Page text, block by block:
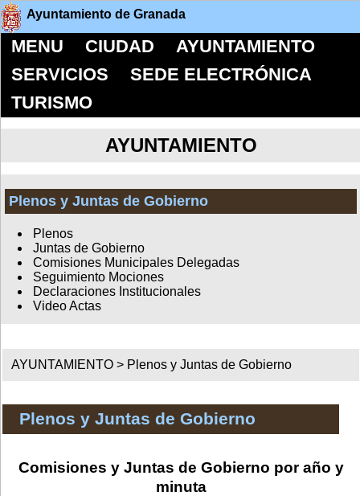
Ayuntamiento de Granada
MENU CIUDAD
AYUNTAMIENTO
SERVICIOS
SEDE ELECTRÓNICA
TURISMO
AYUNTAMIENTO
Plenos y Juntas de Gobierno
Plenos
Juntas de Gobierno
Comisiones Municipales Delegadas
Seguimiento Mociones
Declaraciones Institucionales
Video Actas
AYUNTAMIENTO > Plenos y Juntas de Gobierno
Plenos y Juntas de Gobierno
Comisiones y Juntas de Gobierno por año y
minuta